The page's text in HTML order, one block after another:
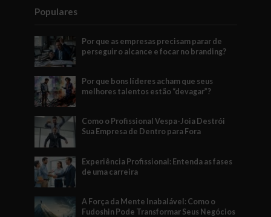
Populares
Por que as empresas precisam parar de
perseguir o alcance e focar no branding?
Por que bons líderes acham que seus
melhores talentos estão “devagar”?
Como o Profissional Vespa-Joia Destrói
Sua Empresa de Dentro para Fora
Experiência Profissional: Entenda as fases
de uma carreira
A Força da Mente Inabalável: Como o
Fudoshin Pode Transformar Seus Negócios